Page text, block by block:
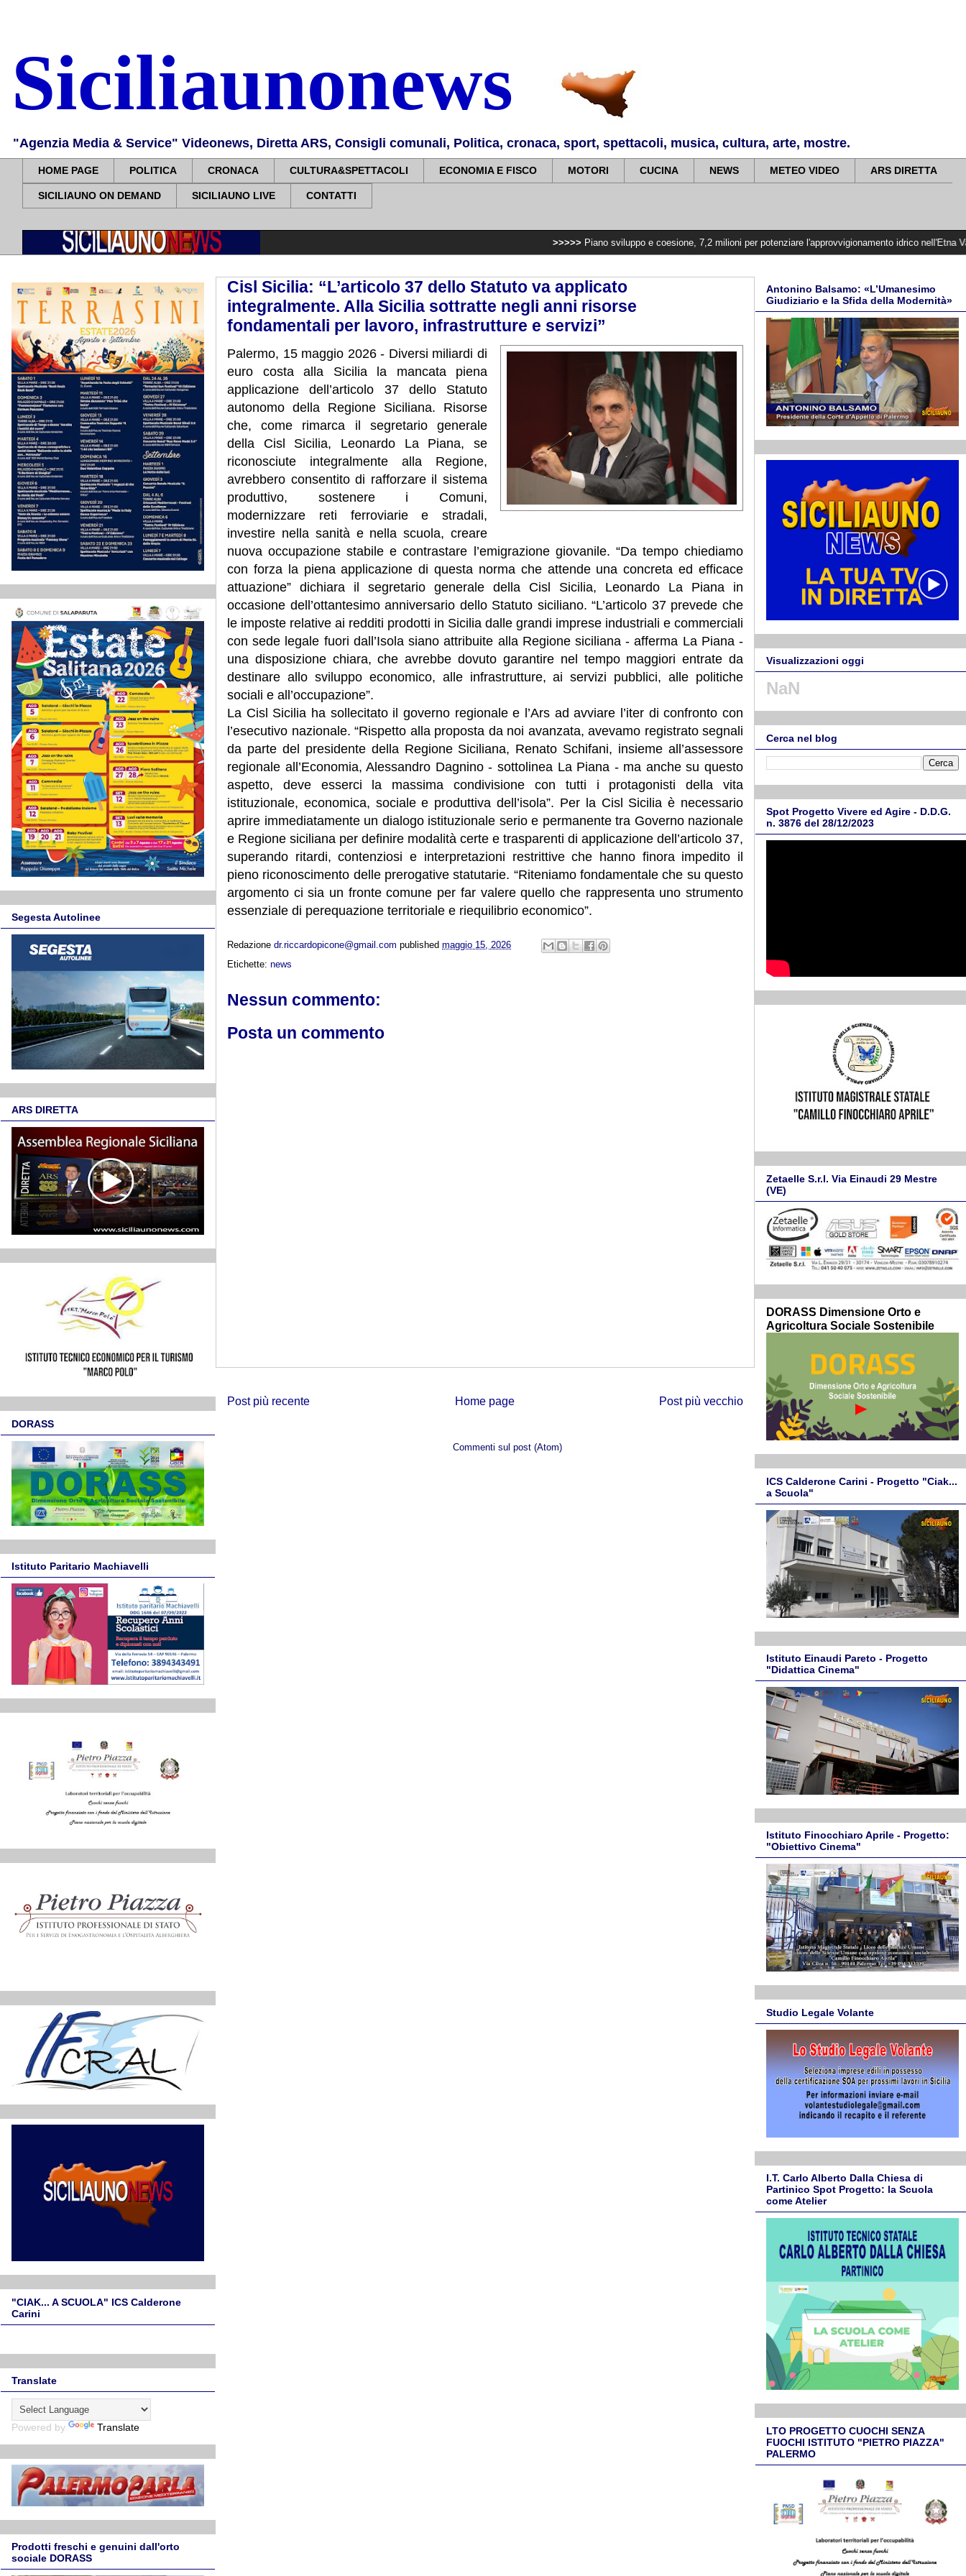
Siciliaunonews
"Agenzia Media & Service" Videonews, Diretta ARS, Consigli comunali, Politica, cronaca, sport, spettacoli, musica, cultura, arte, mostre.
HOME PAGE POLITICA CRONACA CULTURA&SPETTACOLI ECONOMIA E FISCO MOTORI CUCINA NEWS METEO VIDEO ARS DIRETTA
SICILIAUNO ON DEMAND SICILIAUNO LIVE CONTATTI
Piano sviluppo e coesione, 7,2 milioni per potenziare l'approvvigionamento idrico nell'Etna Valley >>>>>
Cisl Sicilia: “L’articolo 37 dello Statuto va applicato
integralmente. Alla Sicilia sottratte negli anni risorse
fondamentali per lavoro, infrastrutture e servizi”
Palermo, 15 maggio 2026 - Diversi miliardi di
euro costa alla Sicilia la mancata piena
applicazione dell’articolo 37 dello Statuto
autonomo della Regione Siciliana. Risorse
che, come rimarca il segretario generale
della Cisl Sicilia, Leonardo La Piana, se
riconosciute integralmente alla Regione,
avrebbero consentito di rafforzare il sistema
produttivo, sostenere i Comuni,
modernizzare reti ferroviarie e stradali,
investire nella sanità e nella scuola, creare
nuova occupazione stabile e contrastare l’emigrazione giovanile. “Da tempo chiediamo
con forza la piena applicazione di questa norma che attende una concreta ed efficace
attuazione” dichiara il segretario generale della Cisl Sicilia, Leonardo La Piana in
occasione dell’ottantesimo anniversario dello Statuto siciliano. “L’articolo 37 prevede che
le imposte relative ai redditi prodotti in Sicilia dalle grandi imprese industriali e commerciali
con sede legale fuori dall’Isola siano attribuite alla Regione siciliana - afferma La Piana -
una disposizione chiara, che avrebbe dovuto garantire nel tempo maggiori entrate da
destinare allo sviluppo economico, alle infrastrutture, ai servizi pubblici, alle politiche
sociali e all’occupazione”.
La Cisl Sicilia ha sollecitato il governo regionale e l’Ars ad avviare l’iter di confronto con
l’esecutivo nazionale. “Rispetto alla proposta da noi avanzata, avevamo registrato segnali
da parte del presidente della Regione Siciliana, Renato Schifani, insieme all’assessore
regionale all’Economia, Alessandro Dagnino - sottolinea La Piana - ma anche su questo
aspetto, deve esserci la massima condivisione con tutti i protagonisti della vita
istituzionale, economica, sociale e produttiva dell’isola”. Per la Cisl Sicilia è necessario
aprire immediatamente un dialogo istituzionale serio e permanente tra Governo nazionale
e Regione siciliana per definire modalità certe e trasparenti di applicazione dell’articolo 37,
superando ritardi, contenziosi e interpretazioni restrittive che hanno finora impedito il
pieno riconoscimento delle prerogative statutarie. “Riteniamo fondamentale che su questo
argomento ci sia un fronte comune per far valere quello che rappresenta uno strumento
essenziale di perequazione territoriale e riequilibrio economico”.
Redazione dr.riccardopicone@gmail.com published maggio 15, 2026
Etichette: news
Nessun commento:
Posta un commento
Post più recente Post più vecchio
Home page
Commenti sul post (Atom)
Segesta Autolinee
ARS DIRETTA
DORASS
Istituto Paritario Machiavelli
"CIAK... A SCUOLA" ICS Calderone
Carini
Translate
Powered by Translate
Prodotti freschi e genuini dall'orto
sociale DORASS
Antonino Balsamo: «L’Umanesimo
Giudiziario e la Sfida della Modernità»
Visualizzazioni oggi
NaN
Cerca nel blog
Spot Progetto Vivere ed Agire - D.D.G.
n. 3876 del 28/12/2023
Zetaelle S.r.l. Via Einaudi 29 Mestre
(VE)
DORASS Dimensione Orto e
Agricoltura Sociale Sostenibile
ICS Calderone Carini - Progetto "Ciak...
a Scuola"
Istituto Einaudi Pareto - Progetto
"Didattica Cinema"
Istituto Finocchiaro Aprile - Progetto:
"Obiettivo Cinema"
Studio Legale Volante
I.T. Carlo Alberto Dalla Chiesa di
Partinico Spot Progetto: la Scuola
come Atelier
LTO PROGETTO CUOCHI SENZA
FUOCHI ISTITUTO "PIETRO PIAZZA"
PALERMO